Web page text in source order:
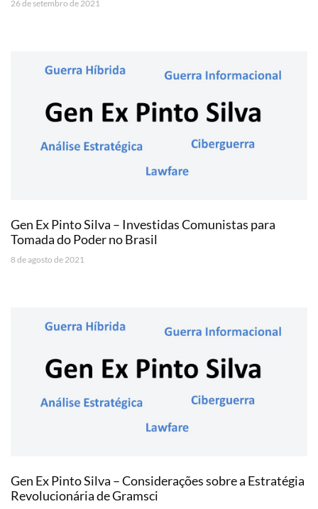
26 de setembro de 2021
Gen Ex Pinto Silva – Investidas Comunistas para
Tomada do Poder no Brasil
8 de agosto de 2021
Gen Ex Pinto Silva – Considerações sobre a Estratégia
Revolucionária de Gramsci